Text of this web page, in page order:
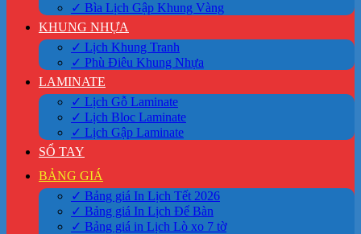
✓ Bìa Lịch Gập Khung Vàng
KHUNG NHỰA
✓ Lịch Khung Tranh
✓ Phù Điêu Khung Nhựa
LAMINATE
✓ Lịch Gỗ Laminate
✓ Lịch Bloc Laminate
✓ Lịch Gập Laminate
SỔ TAY
BẢNG GIÁ
✓ Bảng giá In Lịch Tết 2026
✓ Bảng giá In Lịch Để Bàn
✓ Bảng giá in Lịch Lò xo 7 tờ